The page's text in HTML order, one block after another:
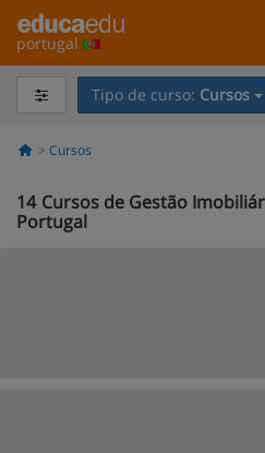
portugal
Tipo de curso: Cursos
Cursos
14 Cursos de Gestão
Portugal